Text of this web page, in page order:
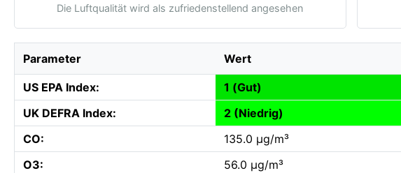
Die Luftqualität wird als zufriedenstellend angesehen
Parameter Wert
US EPA Index:
1 (Gut)
UK DEFRA Index:
2 (Niedrig)
CO:
135.0 µg/m³
O3:
56.0 µg/m³